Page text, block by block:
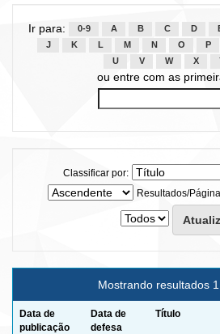
Ir para: 0-9 A B C D
J
K L M N O P
U
V W X
ou entre com as
Classificar por:
Resultados/Página
Mostrando resultados
Data de
publicação
Data de
defesa
Título